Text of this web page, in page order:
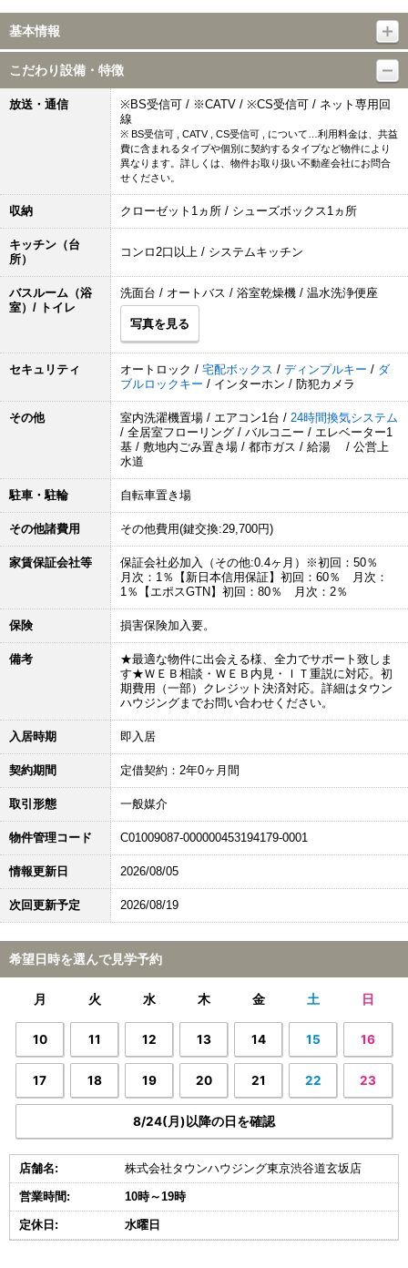
基本情報
こだわり設備・特徴
放送・通信
※BS受信可 / ※CATV / ※CS受信可 / ネット専用回
線
※ BS受信可 , CATV , CS受信可 , について…利用料金は、共益
費に含まれるタイプや個別に契約するタイプなど物件により
異なります。詳しくは、物件お取り扱い不動産会社にお問合
せください。
収納 クローゼット1ヵ所 / シューズボックス1ヵ所
キッチン（台
所）
コンロ2口以上 / システムキッチン
バスルーム（浴
室）/ トイレ
洗面台 / オートバス / 浴室乾燥機 / 温水洗浄便座
写真を見る
セキュリティ オートロック / 宅配ボックス / ディンプルキー / ダ
ブルロックキー / インターホン / 防犯カメラ
その他 室内洗濯機置場 / エアコン1台 / 24時間換気システム
/ 全居室フローリング / バルコニー / エレベーター1
基 / 敷地内ごみ置き場 / 都市ガス / 給湯 / 公営上
水道
駐車・駐輪 自転車置き場
その他諸費用 その他費用(鍵交換:29,700円)
家賃保証会社等
保証会社必加入（その他:0.4ヶ月）※初回：50％
月次：1％【新日本信用保証】初回：60％ 月次：
1％【エポスGTN】初回：80％ 月次：2％
保険 損害保険加入要。
備考
★最適な物件に出会える様、全力でサポート致しま
す★ＷＥＢ相談・ＷＥＢ内見・ＩＴ重説に対応。初
期費用（一部）クレジット決済対応。詳細はタウン
ハウジングまでお問い合わせください。
入居時期 即入居
契約期間 定借契約：2年0ヶ月間
取引形態 一般媒介
物件管理コード C01009087-000000453194179-0001
情報更新日 2026/08/05
次回更新予定 2026/08/19
希望日時を選んで見学予約
月 火 水 木 金 土 日
10 11 12 13 14 15 16
17 18 19 20 21 22 23
8/24(月)以降の日を確認
店舗名: 株式会社タウンハウジング東京渋谷道玄坂店
営業時間: 10時～19時
定休日: 水曜日